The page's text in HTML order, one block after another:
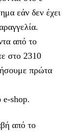
εάν δεν έχει
από το
στο 2310
πρώτα
e-shop.
από το